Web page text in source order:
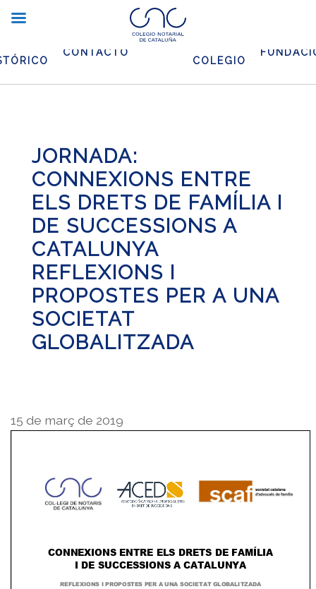
CONTACTO
COLEGIO
JORNADA:
CONNEXIONS ENTRE
ELS DRETS DE FAMÍLIA I
DE SUCCESSIONS A
CATALUNYA
REFLEXIONS I
PROPOSTES PER A UNA
SOCIETAT
GLOBALITZADA
15 de març de 2019